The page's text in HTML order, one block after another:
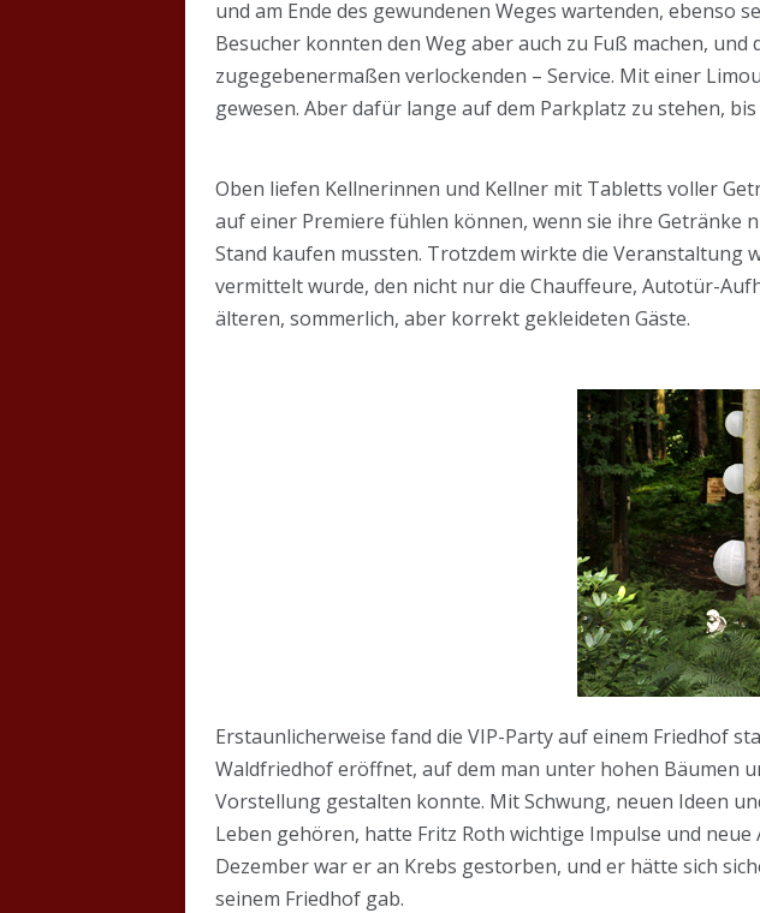
und am Ende des gewundenen Weges wartenden,
Besucher konnten den Weg aber auch zu Fuß machen,
zugegebenermaßen verlockenden – Service. Mit einer
gewesen. Aber dafür lange auf dem Parkplatz zu stehen,
Oben liefen Kellnerinnen und Kellner mit Tabletts voller
auf einer Premiere fühlen können, wenn sie ihre Getränke
Stand kaufen mussten. Trotzdem wirkte die Veranstaltung
vermittelt wurde, den nicht nur die Chauffeure, Autotür-
älteren, sommerlich, aber korrekt gekleideten Gäste.
Erstaunlicherweise fand die VIP-Party auf einem Friedhof
Waldfriedhof eröffnet, auf dem man unter hohen Bäumen
Vorstellung gestalten konnte. Mit Schwung, neuen Ideen
Leben gehören, hatte Fritz Roth wichtige Impulse und
Dezember war er an Krebs gestorben, und er hätte sich
seinem Friedhof gab.